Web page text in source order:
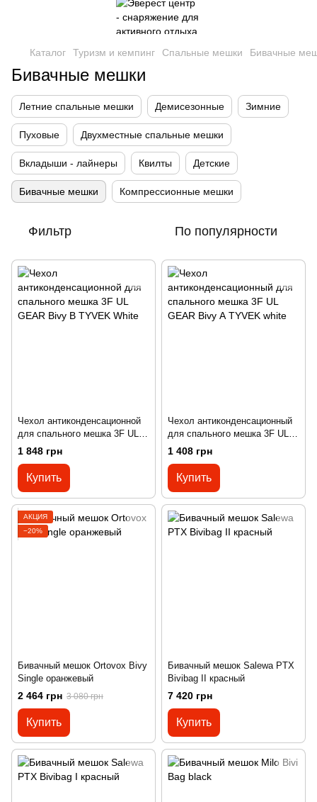
Каталог Туризм и кемпинг Спальные мешки Бивачные
Бивачные мешки
Летние спальные мешки Демисезонные Зимние
Пуховые Двухместные спальные мешки
Вкладыши - лайнеры Квилты Детские
Бивачные мешки Компрессионные мешки
Фильтр По популярности
Чехол антиконденсационной
для спального мешка 3F UL
GEAR Bivy B TYVEK White
1 848 грн
Купить
Чехол антиконденсационный
для спального мешка 3F UL
GEAR Bivy А TYVEK white
1 408 грн
Купить
АКЦИЯ
−20%
Бивачный мешок Ortovox Bivy
Single оранжевый
2 464 грн 3 080 грн
Купить
Бивачный мешок Salewa PTX
Bivibag II красный
7 420 грн
Купить